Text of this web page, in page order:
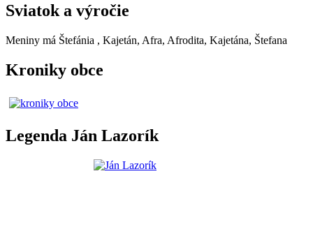
Sviatok a výročie
Meniny má Štefánia , Kajetán, Afra, Afrodita, Kajetána, Štefana
Kroniky obce
Legenda Ján Lazorík